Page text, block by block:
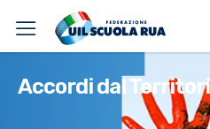
Accordi dal